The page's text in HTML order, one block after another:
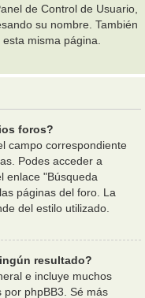
de Control de Usuario,
su nombre. También
misma página.
foros?
campo correspondiente
Podes acceder a
enlace "Búsqueda
páginas del foro. La
del estilo utilizado.
resultado?
e incluye muchos
phpBB3. Sé más